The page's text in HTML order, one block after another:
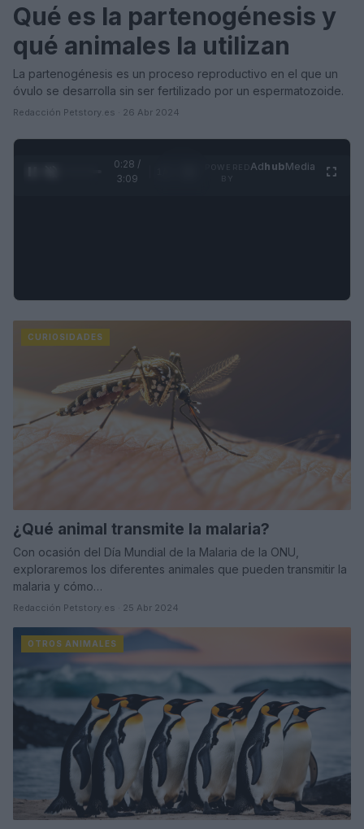
Qué es la partenogénesis y
qué animales la utilizan
La partenogénesis es un proceso reproductivo en el que un
óvulo se desarrolla sin ser fertilizado por un espermatozoide.
Redacción Petstory.es · 26 Abr 2024
0:30 /
3:09
AdhubMedia
CURIOSIDADES
¿Qué animal transmite la malaria?
Con ocasión del Día Mundial de la Malaria de la ONU,
exploraremos los diferentes animales que pueden transmitir la
malaria y cómo…
Redacción Petstory.es · 25 Abr 2024
OTROS ANIMALES